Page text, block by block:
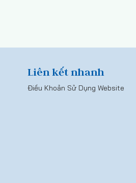
Liên kết nhanh
Điều Khoản Sử Dụng Website